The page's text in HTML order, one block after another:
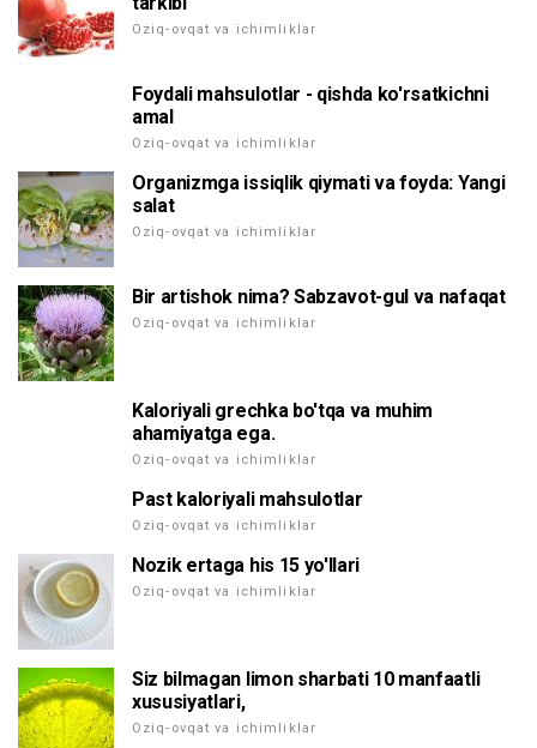
Oziq-ovqat va ichimliklar
Foydali mahsulotlar - qishda ko'rsatkichni
amal
Oziq-ovqat va ichimliklar
Organizmga issiqlik qiymati va foyda: Yangi
salat
Oziq-ovqat va ichimliklar
Bir artishok nima? Sabzavot-gul va nafaqat
Oziq-ovqat va ichimliklar
Kaloriyali grechka bo'tqa va muhim
ahamiyatga ega.
Oziq-ovqat va ichimliklar
Past kaloriyali mahsulotlar
Oziq-ovqat va ichimliklar
Nozik ertaga his 15 yo'llari
Oziq-ovqat va ichimliklar
Siz bilmagan limon sharbati 10 manfaatli
xususiyatlari,
Oziq-ovqat va ichimliklar